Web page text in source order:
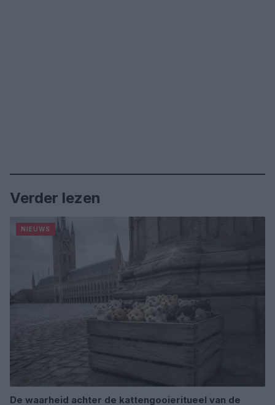
Verder lezen
NIEUWS
De waarheid achter de kattengooieritueel van de